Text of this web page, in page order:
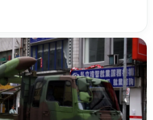
Aoyama, traduit par Yang
de sa sœur.